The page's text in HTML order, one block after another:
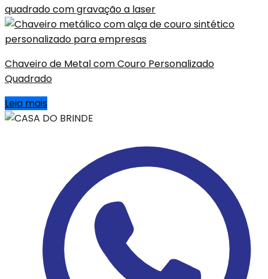
Chaveiro de Metal com Couro Personalizado
Quadrado
Leia mais